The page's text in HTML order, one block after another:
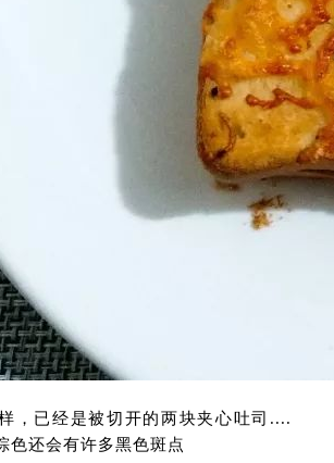
，已经是被切开的两块夹心吐司....
色还会有许多黑色斑点